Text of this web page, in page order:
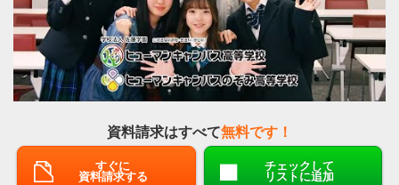
資料請求はすべて無料です！
すぐに
資料請求する
チェックして
リストに追加